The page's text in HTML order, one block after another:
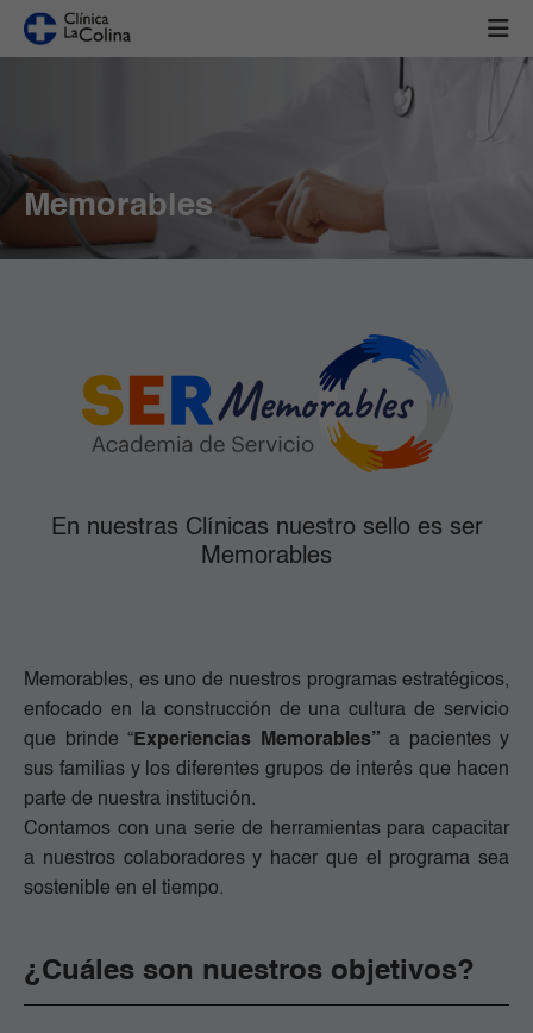
Memorables
En nuestras Clínicas nuestro sello es ser
Memorables
Memorables, es uno de nuestros programas estratégicos,
enfocado en la construcción de una cultura de servicio
que brinde “Experiencias Memorables” a pacientes y
sus familias y los diferentes grupos de interés que hacen
parte de nuestra institución.
Contamos con una serie de herramientas para capacitar
a nuestros colaboradores y hacer que el programa sea
sostenible en el tiempo.
¿Cuáles son nuestros objetivos?